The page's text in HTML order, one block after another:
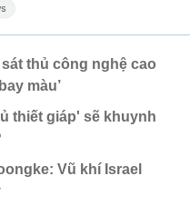
sát thủ công nghệ cao
màu’
thiết giáp' sẽ khuynh
Vũ khí Israel